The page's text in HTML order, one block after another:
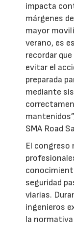
impacta
márgenes
mayor
verano, es
recordar
evitar el
preparada
mediante
SMA Road
El congreso
seguridad
viarias.
ingenieros
la